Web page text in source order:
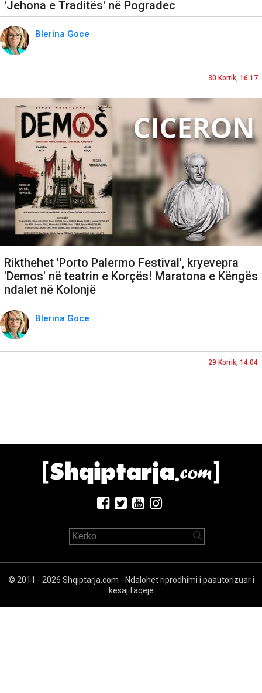
'Jehona e Traditës' në Pogradec
Blerina Goce
30 Korrik, 16:17
Rikthehet 'Porto Palermo Festival', kryevepra
'Demos' në teatrin e Korçës! Maratona e Këngës
ndalet në Kolonjë
Blerina Goce
29 Korrik, 14:04
© 2011 - 2026 Shqiptarja.com - Ndalohet riprodhimi i paautorizuar i
kesaj faqeje